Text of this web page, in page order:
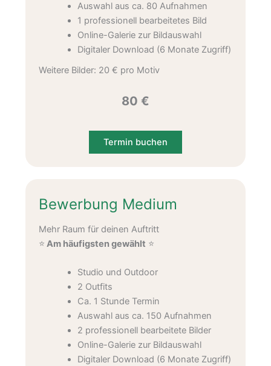
Auswahl aus ca. 80 Aufnahmen
1 professionell bearbeitetes Bild
Online-Galerie zur Bildauswahl
Digitaler Download (6 Monate Zugriff)
Weitere Bilder: 20 € pro Motiv
80 €
Termin buchen
Bewerbung Medium
Mehr Raum für deinen Auftritt
⭐ Am häufigsten gewählt ⭐
Studio und Outdoor
2 Outfits
Ca. 1 Stunde Termin
Auswahl aus ca. 150 Aufnahmen
2 professionell bearbeitete Bilder
Online-Galerie zur Bildauswahl
Digitaler Download (6 Monate Zugriff)